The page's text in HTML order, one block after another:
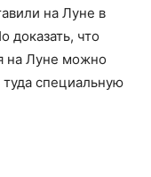
на Луне в
доказать, что
на Луне можно
специальную